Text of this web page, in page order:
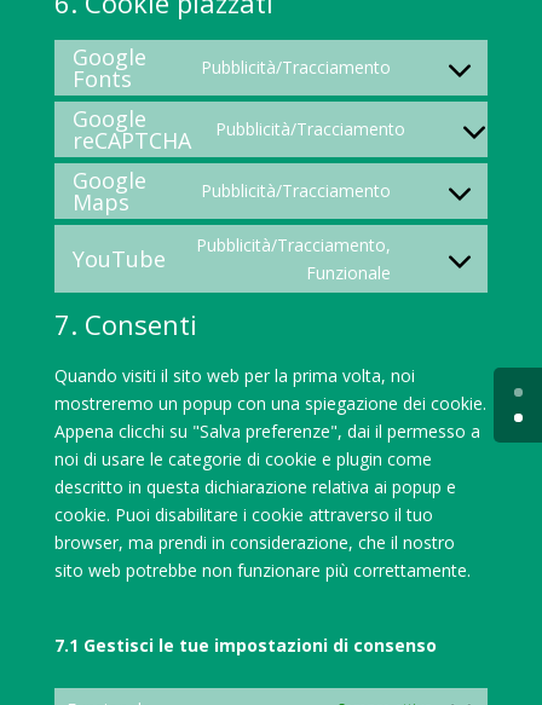
Google
Fonts Pubblicità/Tracciamento
Consent
to
google-
fonts
Google
reCAPTCHA Pubblicità/Tracciamento
Consent
to
service
google-
recaptcha
Google
Maps Pubblicità/Tracciamento
Consent
to
service
YouTube
Pubblicità/Tracciamento,
Funzionale
Consent
to
7. Consenti
Quando visiti il sito web per la prima volta, noi
mostreremo un popup con una spiegazione dei cookie.
Appena clicchi su "Salva preferenze", dai il permesso a
noi di usare le categorie di cookie e plugin come
descritto in questa dichiarazione relativa ai popup e
cookie. Puoi disabilitare i cookie attraverso il tuo
browser, ma prendi in considerazione, che il nostro
sito web potrebbe non funzionare più correttamente.
7.1 Gestisci le tue impostazioni di consenso